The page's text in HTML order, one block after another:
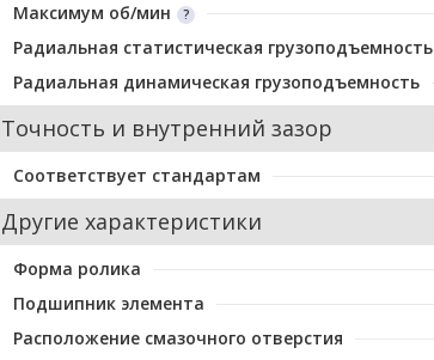
Максимум об/мин
Радиальная статистическая грузоподъемность
Радиальная динамическая грузоподъемность
Точность и внутренний зазор
Соответствует стандартам
Другие характеристики
Форма ролика
Подшипник элемента
Расположение смазочного отверстия